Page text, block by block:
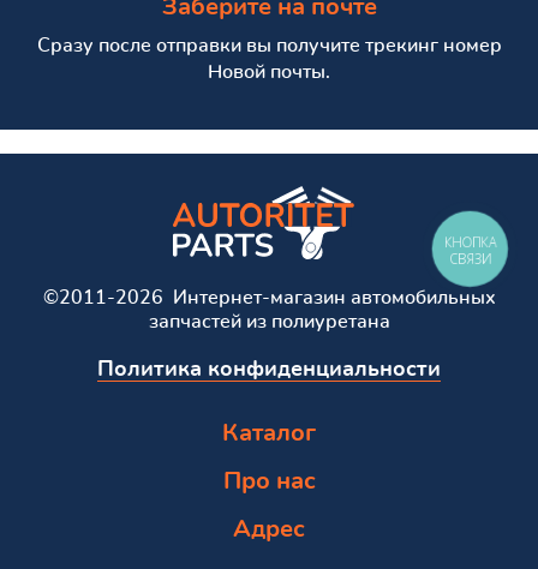
Заберите на почте
Сразу после отправки вы получите трекинг номер
Новой почты.
©2011-2026 Интернет-магазин автомобильных
запчастей из полиуретана
Политика конфиденциальности
Каталог
Про нас
Адрес
КНОПКА
СВЯЗИ